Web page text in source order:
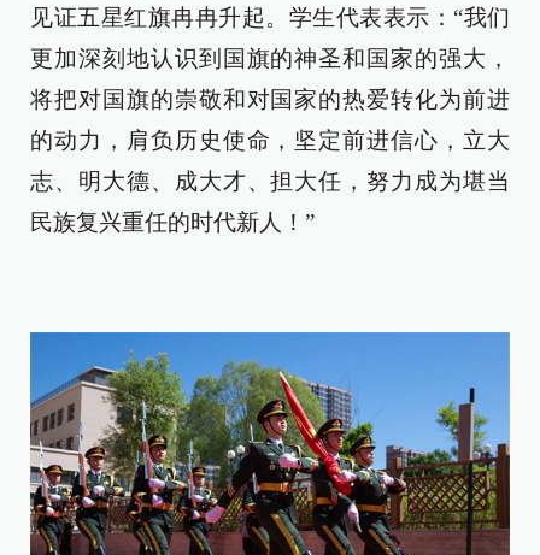
见证五星红旗冉冉升起。学生代表表示：“我们
更加深刻地认识到国旗的神圣和国家的强大，
将把对国旗的崇敬和对国家的热爱转化为前进
的动力，肩负历史使命，坚定前进信心，立大
志、明大德、成大才、担大任，努力成为堪当
民族复兴重任的时代新人！”